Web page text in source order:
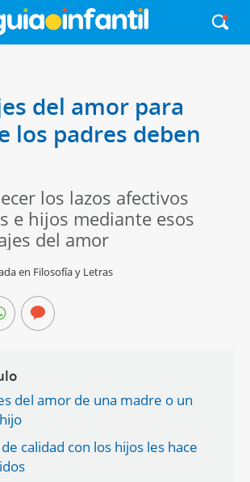
del amor para
los padres deben
los lazos afectivos
e hijos mediante esos
del amor
en Filosofía y Letras
del amor de una madre o un
calidad con los hijos les hace